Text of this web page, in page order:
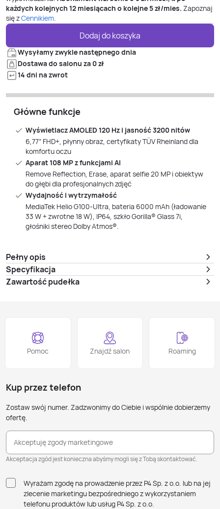
każdych kolejnych 12 miesiącach o kolejne5zł/mies. Zapoznaj
się zCennikiem.
Dodaj do koszyka
Wysyłamy zwykle następnego dnia
Dostawa do salonu za 0 zł
14 dni na zwrot
Główne funkcje
Wyświetlacz AMOLED 120 Hz i jasność 3200 nitów
6,77” FHD+, płynny obraz, certyfikaty TÜV Rheinland dla
komfortu oczu
Aparat 108 MP z funkcjami AI
Remove Reflection, Erase, aparat selfie 20 MP i obiektyw
do głębi dla profesjonalnych zdjęć
Wydajność i wytrzymałość
MediaTek Helio G100-Ultra, bateria 6000 mAh (ładowanie
33 W + zwrotne 18 W), IP64, szkło Gorilla® Glass 7i,
głośniki stereo Dolby Atmos®.
Pełny opis
Specyfikacja
Zawartość pudełka
Pomoc Znajdź salon Roaming
Kup przez telefon
Zostaw swój numer. Zadzwonimy do Ciebie i wspólnie dobierzemy
ofertę.
Akceptuję zgody marketingowe
Akceptacja zgód jest konieczna abyśmy mogli się z Tobą skontaktować.
Wyrażam zgodę na prowadzenie przez P4 Sp. z o.o. lub na jej
zlecenie marketingu bezpośredniego z wykorzystaniem
telefonu produktów lub usług P4 Sp. z o.o.